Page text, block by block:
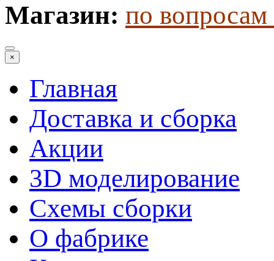
Магазин: по
×
Главная
Доставка и сборка
Акции
3D моделирование
Схемы сборки
О фабрике